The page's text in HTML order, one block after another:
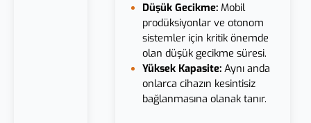
Düşük Gecikme: Mobil
prodüksiyonlar ve otonom
sistemler için kritik önemde
olan düşük gecikme süresi.
Yüksek Kapasite: Aynı anda
onlarca cihazın kesintisiz
bağlanmasına olanak tanır.